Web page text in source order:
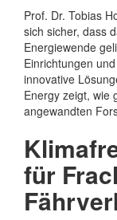
Prof. Dr. Tobias
sich sicher, dass
Energiewende
Einrichtungen
innovative
Energy zeigt, wie
angewandten
für